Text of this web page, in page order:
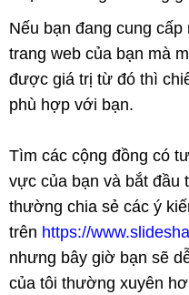
Nếu bạn đang cung
trang web của bạn mà
được giá trị từ đó thì
phù hợp với bạn.
Tìm các cộng đồng có
vực của bạn và bắt đầu
thường chia sẻ các ý
trên https://
nhưng bây giờ bạn sẽ
của tôi thường xuyên